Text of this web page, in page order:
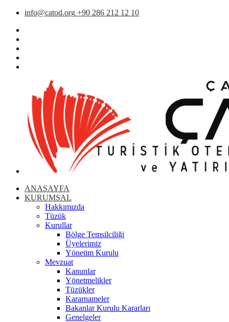
info@catod.org +90 286 212 12 10
ANASAYFA
KURUMSAL
Hakkımızda
Tüzük
Kurullar
Bölge Temsilciliği
Üyelerimiz
Yönetim Kurulu
Mevzuat
Kanunlar
Yönetmelikler
Tüzükler
Kararnameler
Bakanlar Kurulu Kararları
Genelgeler